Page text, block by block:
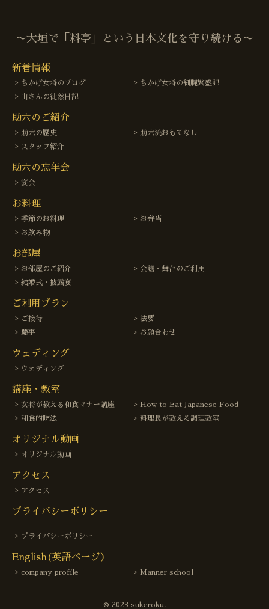
〜大垣で「料亭」という日本文化を守り続ける〜
新着情報
ちかげ女将のブログ
ちかげ女将の細腕繁盛記
山さんの徒然日記
助六のご紹介
助六の歴史
助六流おもてなし
スタッフ紹介
助六の忘年会
宴会
お料理
季節のお料理
お弁当
お飲み物
お部屋
お部屋のご紹介
会議・舞台のご利用
結婚式・披露宴
ご利用プラン
ご接待
法要
慶事
お顔合わせ
ウェディング
ウェディング
講座・教室
女将が教える和食マナー講座
How to Eat Japanese Food
和食的吃法
料理長が教える調理教室
オリジナル動画
オリジナル動画
アクセス
アクセス
プライバシーポリシー
プライバシーポリシー
English(英語ページ）
company profile Manner school
© 2023 sukeroku.